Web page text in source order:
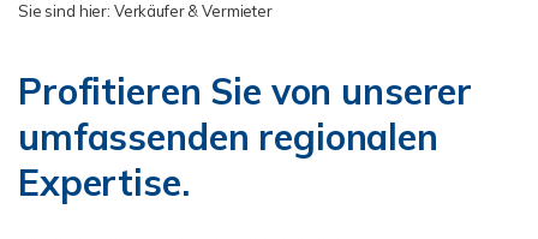
Sie sind hier: Verkäufer & Vermieter
Profitieren Sie von unserer
umfassenden regionalen
Expertise.